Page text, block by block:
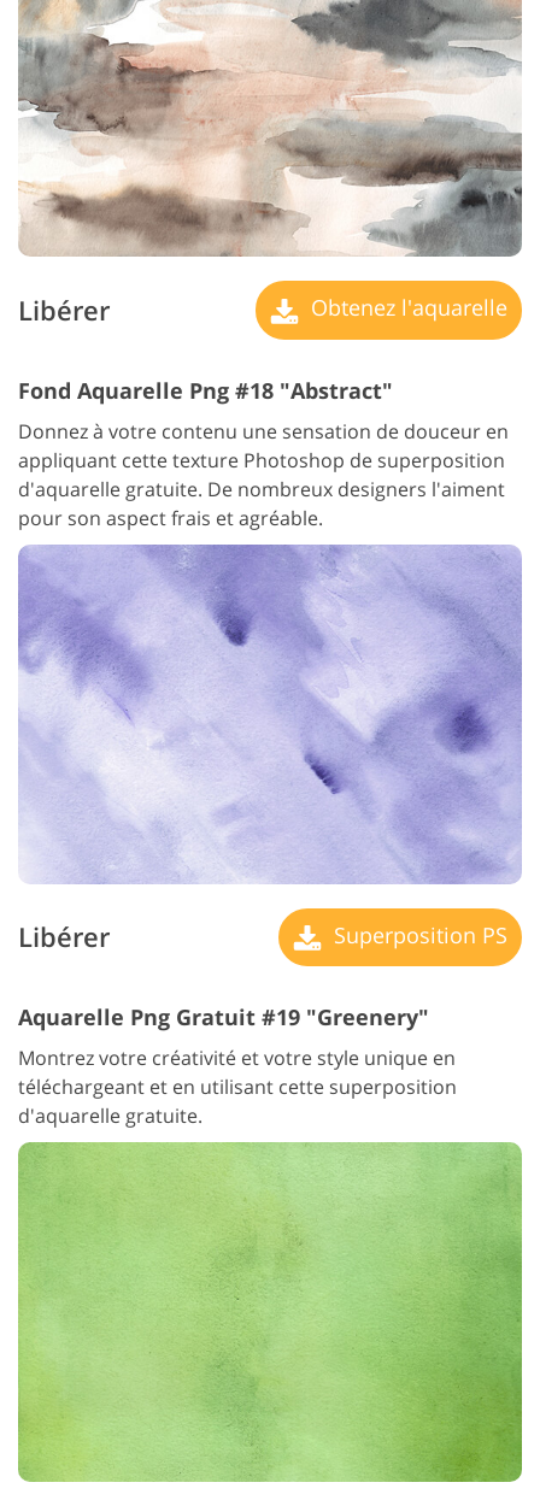
Libérer Obtenez l'aquarelle
Fond Aquarelle Png #18 "Abstract"
Donnez à votre contenu une sensation de douceur en
appliquant cette texture Photoshop de superposition
d'aquarelle gratuite. De nombreux designers l'aiment
pour son aspect frais et agréable.
Libérer Superposition PS
Aquarelle Png Gratuit #19 "Greenery"
Montrez votre créativité et votre style unique en
téléchargeant et en utilisant cette superposition
d'aquarelle gratuite.